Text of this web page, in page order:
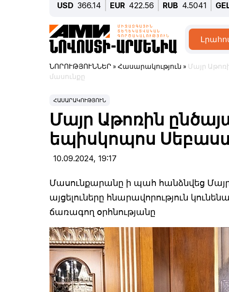
USD 366.14 EUR 422.56 RUB 4.5041
ՆՈՐՈՒԹՅՈՒՆՆԵՐ » Հասարակություն » Մայր
մասունքը
ՀԱՍԱՐԱԿՈՒԹՅՈՒՆ
Մայր Աթոռին
եպիսկոպոս
10.09.2024, 19:17
Մասունքարանը ի պահ հանձնվեց
այցելուները հնարավորություն
ճառագող օրհնությանը